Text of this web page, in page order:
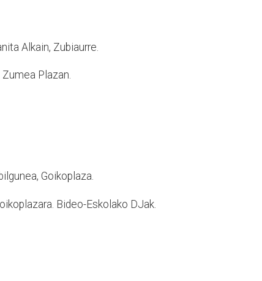
Alkain, Zubiaurre.
Plazan.
Goikoplaza.
Bideo-Eskolako DJak.